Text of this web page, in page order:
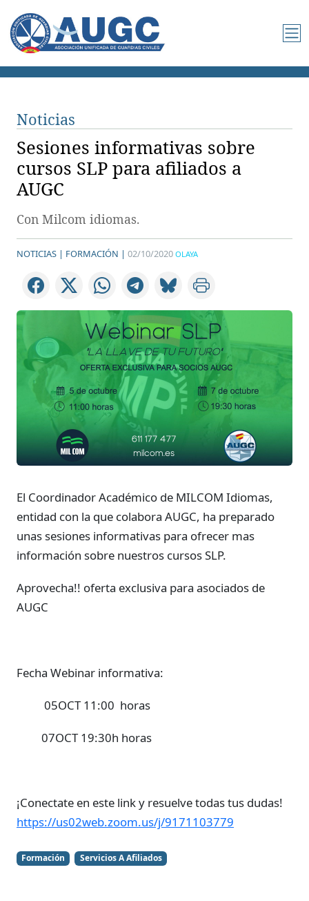
Noticias
Sesiones informativas sobre
cursos SLP para afiliados a
AUGC
Con Milcom idiomas.
NOTICIAS | FORMACIÓN | 02/10/2020 OLAYA
El Coordinador Académico de MILCOM Idiomas,
entidad con la que colabora AUGC, ha preparado
unas sesiones informativas para ofrecer mas
información sobre nuestros cursos SLP.
Aprovecha!! oferta exclusiva para asociados de
AUGC
Fecha Webinar informativa:
05OCT 11:00 horas
07OCT 19:30h horas
¡Conectate en este link y resuelve todas tus dudas!
https://us02web.zoom.us/j/9171103779
Formación Servicios A Afiliados